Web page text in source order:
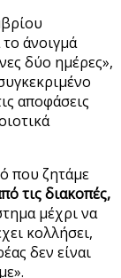
άνοιγμά
δύο ημέρες»,
αποφάσεις
που ζητάμε
τις διακοπές,
μέχρι να
κολλήσει,
δεν είναι